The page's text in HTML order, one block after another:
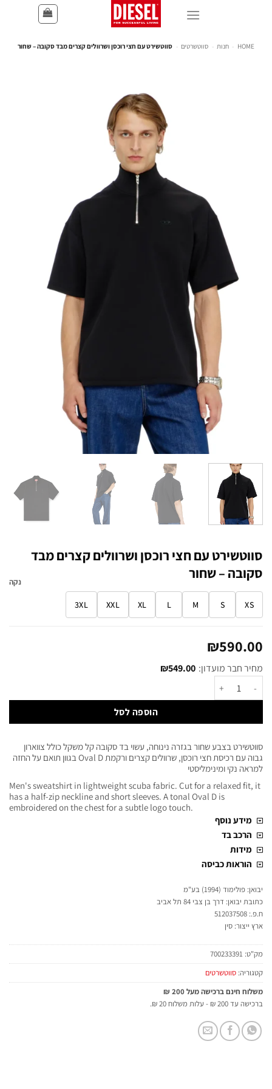
HOME
- חנות - סווטשרטים - סווטשירט עם חצי רוכסן ושרוולים קצרים מבד סקובה – שחור
סווטשירט עם חצי רוכסן ושרוולים קצרים מבד
סקובה – שחור
XS
S
M
L
XL
XXL
3XL
נקה
₪590.00
מחיר חבר מועדון: ₪549.00
הוספה לסל
סווטשירט בצבע שחור בגזרה נינוחה, עשוי בד סקובה קל משקל כולל צווארון
גבוה עם רכיסת חצי רוכסן, שרוולים קצרים ורקמת Oval D בגוון תואם על החזה
למראה נקי ומינימליסטי
Men's sweatshirt in lightweight scuba fabric. Cut for a relaxed fit, it
has a half-zip neckline and short sleeves. A tonal Oval D is
embroidered on the chest for a subtle logo touch.
מידע נוסף
הרכב בד
מידות
הוראות כביסה
יבואן: פולימוד (1994) בע"מ
כתובת יבואן: דרך בן צבי 84 תל אביב
ח.פ.: 512037508
ארץ ייצור: סין
מק"ט: 700233391
קטגוריה: סווטשרטים
משלוח חינם ברכישה מעל 200 ₪
ברכישה עד 200 ₪ - עלות משלוח 20 ₪.